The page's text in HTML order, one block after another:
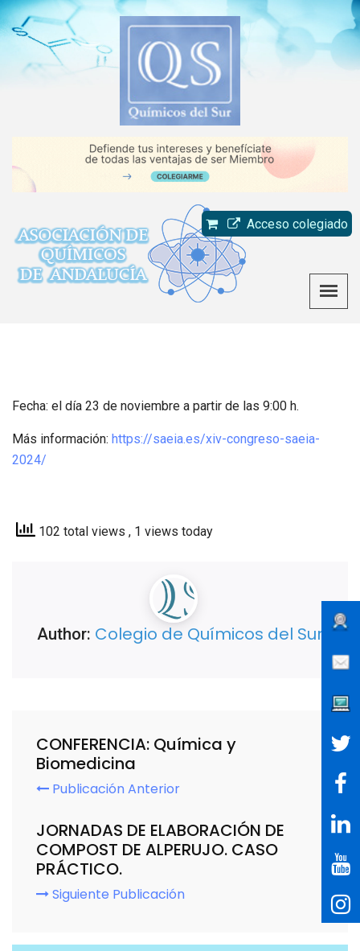
Acceso colegiado
Fecha: el día 23 de noviembre a partir de las 9:00 h.
Más información: https://saeia.es/xiv-congreso-saeia-
2024/
102 total views , 1 views today
Author: Colegio de Químicos del Sur
CONFERENCIA: Química y
Biomedicina
Publicación Anterior
JORNADAS DE ELABORACIÓN DE
COMPOST DE ALPERUJO. CASO
PRÁCTICO.
Siguiente Publicación